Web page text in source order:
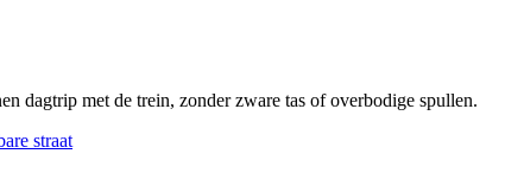
dagtrip met de trein, zonder zware tas of overbodige spullen.